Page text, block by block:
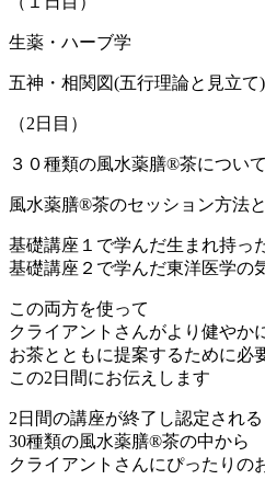
生薬・ハーブ学
五神・相関図(五行理論と見立て)
（2日目）
３０種類の風水薬膳®茶について
風水薬膳®茶のセッション方法
基礎講座１で学んだ生まれ持っ
基礎講座２で学んだ東洋医学の
この両方を使って
クライアントさんがより健やか
お茶とともに提案するために必
この2日間にお伝えします
2日間の講座が終了し認定される
30種類の風水薬膳®茶の中から
クライアントさんにぴったりの